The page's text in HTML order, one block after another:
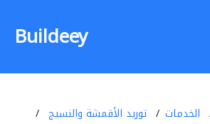
Buildeey
الخدمات
توريد الأقمشة والنسيج